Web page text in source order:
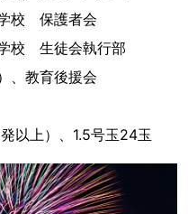
校 保護者会
校 生徒会執行部
、教育後援会
以上）、1.5号玉24玉